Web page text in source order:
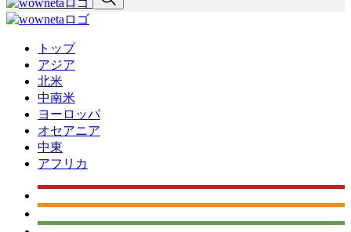
トップ
アジア
北米
中南米
ヨーロッパ
オセアニア
中東
アフリカ